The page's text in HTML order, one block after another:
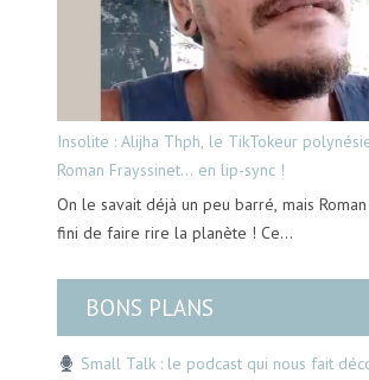
Insolite : Alijha Thph, le TikTokeur
Roman Frayssinet… en lip-sync !
On le savait déjà un peu barré, mais Roman
fini de faire rire la planète ! Ce…
BONS PLANS
Small Talk : le podcast qui nous fait